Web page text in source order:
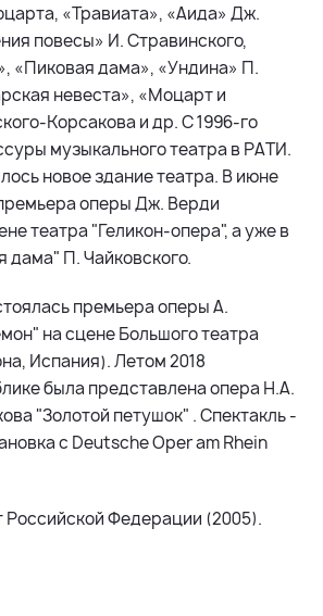
«Травиата», «Аида» Дж.
повесы» И. Стравинского,
«Пиковая дама», «Ундина» П.
невеста», «Моцарт и
Корсакова и др. С 1996-го
музыкального театра в РАТИ.
новое здание театра. В июне
оперы Дж. Верди
театра "Геликон-опера", а уже в
дама" П. Чайковского.
премьера оперы А.
на сцене Большого театра
Испания).Летом 2018
была представлена опера Н.А.
"Золотой петушок" . Спектакль -
с Deutsche Oper am Rhein
Федерации (2005).